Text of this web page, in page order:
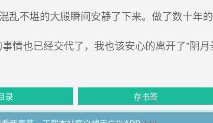
不堪的大殿瞬间安静了下来。做了数十年的
情也已经交代了，我也该安心的离开了”阴月
录 存书签